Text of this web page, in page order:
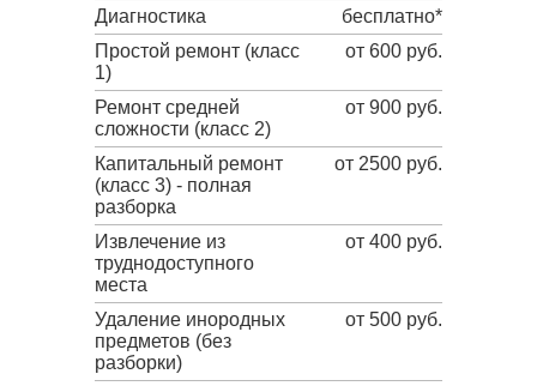
Диагностика
бесплатно*
Простой ремонт (класс
1)
от 600 руб.
Ремонт средней
сложности (класс 2)
от 900 руб.
Капитальный ремонт
(класс 3) - полная
разборка
от 2500 руб.
Извлечение из
труднодоступного
места
от 400 руб.
Удаление инородных
предметов (без
разборки)
от 500 руб.